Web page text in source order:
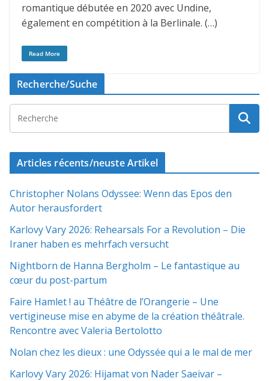
romantique débutée en 2020 avec Undine,
également en compétition à la Berlinale. (…)
Read More
Recherche/Suche
Articles récents/neuste Artikel
Christopher Nolans Odyssee: Wenn das Epos den
Autor herausfordert
Karlovy Vary 2026: Rehearsals For a Revolution – Die
Iraner haben es mehrfach versucht
Nightborn de Hanna Bergholm – Le fantastique au
cœur du post-partum
Faire Hamlet ! au Théâtre de l’Orangerie – Une
vertigineuse mise en abyme de la création théâtrale.
Rencontre avec Valeria Bertolotto
Nolan chez les dieux : une Odyssée qui a le mal de mer
Karlovy Vary 2026: Hijamat von Nader Saeivar​​ –